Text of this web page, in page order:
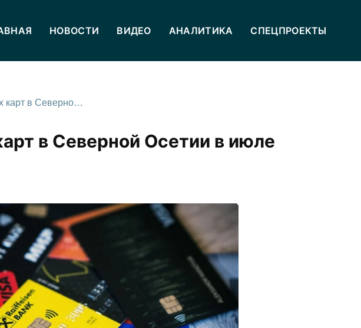
НОВОСТИ ВИДЕО АНАЛИТИКА СПЕЦПРОЕКТЫ
Выдача кредитных карт в Северной Осетии в июле сократилась на 12%
в Северной Осетии в июле